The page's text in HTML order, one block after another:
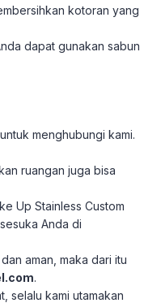
kotoran yang
dapat gunakan sabun
menghubungi kami.
ruangan juga bisa
Up Stainless Custom
Anda di
aman, maka dari itu
.
selalu kami utamakan